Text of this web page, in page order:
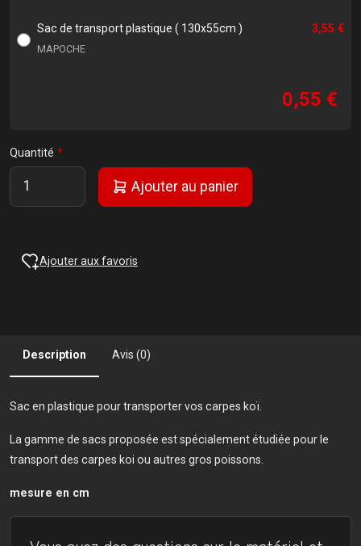
Sac de transport plastique ( 130x55cm )
MAPOCHE
3,55 €
0,55 €
Quantité
Ajouter au panier
Ajouter aux favoris
Description Avis (0)
Sac en plastique pour transporter vos carpes koï.
La gamme de sacs proposée est spécialement étudiée pour le
transport des carpes koi ou autres gros poissons.
mesure en cm